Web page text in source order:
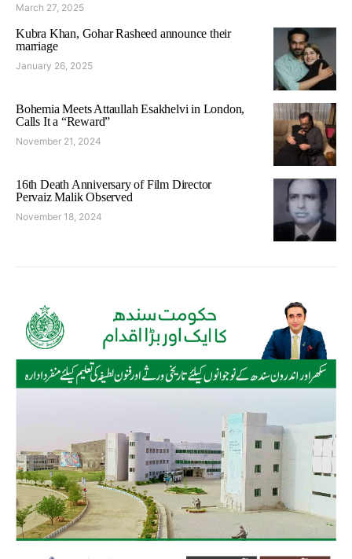
March 27, 2025
Kubra Khan, Gohar Rasheed announce their
marriage
January 26, 2025
Bohemia Meets Attaullah Esakhelvi in London,
Calls It a “Reward”
November 21, 2024
16th Death Anniversary of Film Director
Pervaiz Malik Observed
November 18, 2024